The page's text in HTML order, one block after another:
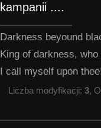
kampanii ....
Darkness beyound
King of darkness,
I call myself upon
Liczba modyfikacji: 3,